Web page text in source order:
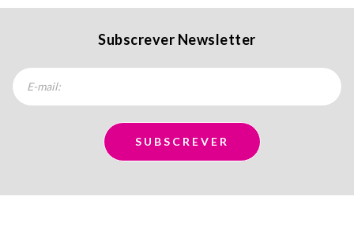
Subscrever Newsletter